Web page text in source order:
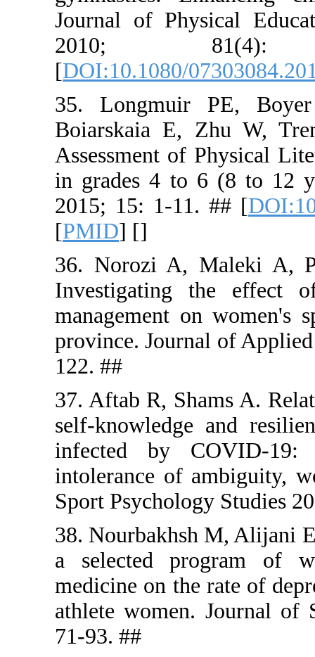
Journal of
[
35.
in grades
2015; 15:
36.
province.
37. Aftab
self-
infected
Sport
38.
a
medicine
athlete